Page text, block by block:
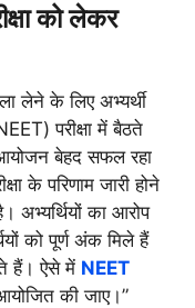
को लेकर
लेने के लिए अभ्यर्थी
परीक्षा में बैठते
बेहद सफल रहा
के परिणाम जारी होने
अभ्यर्थियों का आरोप
को पूर्ण अंक मिले हैं
हैं। ऐसे में NEET
आयोजित की जाए।”